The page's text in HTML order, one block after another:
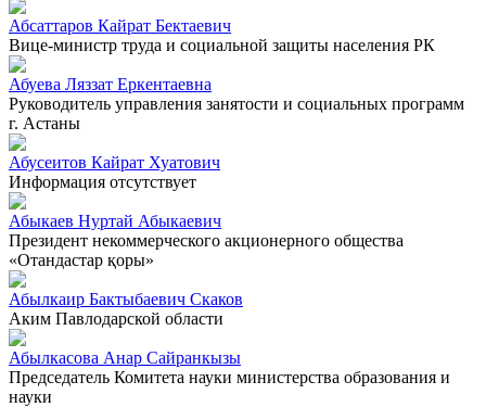
Абсаттаров Кайрат Бектаевич
Вице-министр труда и социальной защиты населения РК
Абуева Ляззат Еркентаевна
Руководитель управления занятости и социальных программ
г. Астаны
Абусеитов Кайрат Хуатович
Информация отсутствует
Абыкаев Нуртай Абыкаевич
Президент некоммерческого акционерного общества
«Отандастар қоры»
Абылкаир Бактыбаевич Скаков
Аким Павлодарской области
Абылкасова Анар Сайранкызы
Председатель Комитета науки министерства образования и
науки